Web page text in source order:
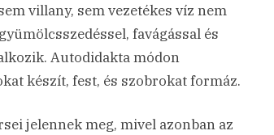
villany, sem vezetékes víz nem
favágással és
Autodidakta módon
készít, fest, és szobrokat formáz.
jelennek meg, mivel azonban az